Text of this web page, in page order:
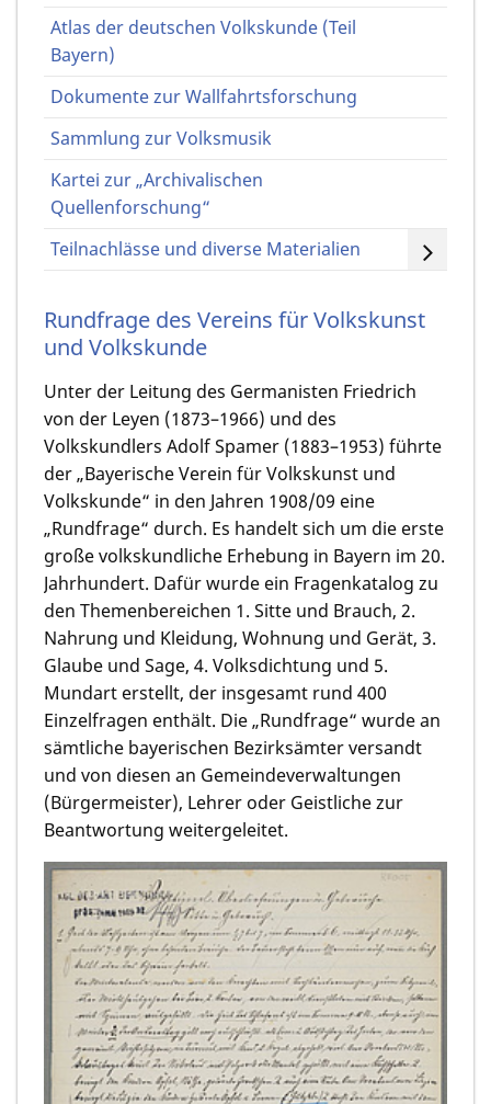
Atlas der deutschen Volkskunde (Teil
Bayern)
Dokumente zur Wallfahrtsforschung
Sammlung zur Volksmusik
Kartei zur „Archivalischen
Quellenforschung“
Teilnachlässe und diverse Materialien
Rundfrage des Vereins für Volkskunst
und Volkskunde
Unter der Leitung des Germanisten Friedrich
von der Leyen (1873–1966) und des
Volkskundlers Adolf Spamer (1883–1953) führte
der „Bayerische Verein für Volkskunst und
Volkskunde“ in den Jahren 1908/09 eine
„Rundfrage“ durch. Es handelt sich um die erste
große volkskundliche Erhebung in Bayern im 20.
Jahrhundert. Dafür wurde ein Fragenkatalog zu
den Themenbereichen 1. Sitte und Brauch, 2.
Nahrung und Kleidung, Wohnung und Gerät, 3.
Glaube und Sage, 4. Volksdichtung und 5.
Mundart erstellt, der insgesamt rund 400
Einzelfragen enthält. Die „Rundfrage“ wurde an
sämtliche bayerischen Bezirksämter versandt
und von diesen an Gemeindeverwaltungen
(Bürgermeister), Lehrer oder Geistliche zur
Beantwortung weitergeleitet.